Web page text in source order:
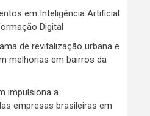
em Inteligência Artificial
Digital
de revitalização urbana e
melhorias em bairros da
impulsiona a
empresas brasileiras em